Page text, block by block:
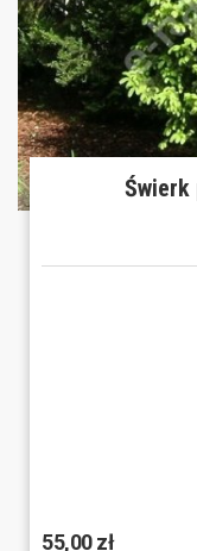
Świerk
55,00 zł